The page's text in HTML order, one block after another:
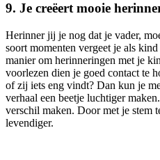
9. Je creëert mooie
Herinner jij je nog dat je vader,
soort momenten vergeet je als
manier om herinneringen met je
voorlezen dien je goed contact te
of zij iets eng vindt? Dan kun je
verhaal een beetje luchtiger
verschil maken. Door met je stem
levendiger.